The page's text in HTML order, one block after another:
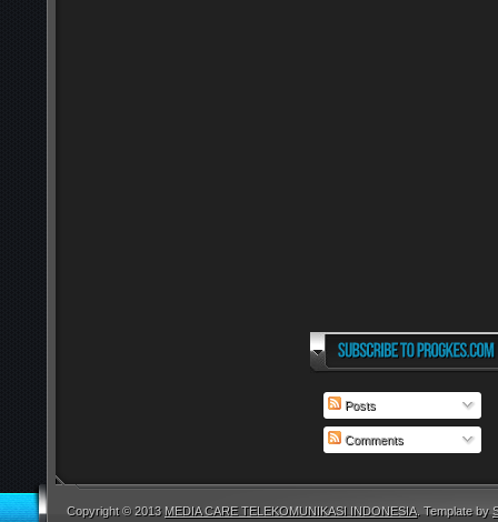
Posts
Comments
Copyright © 2013 MEDIA CARE TELEKOMUNIKASI INDONESIA. Template by